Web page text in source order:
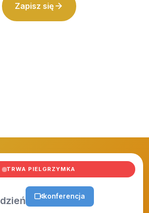
Zapisz się
TRWA PIELGRZYMKA
dzień konferencja